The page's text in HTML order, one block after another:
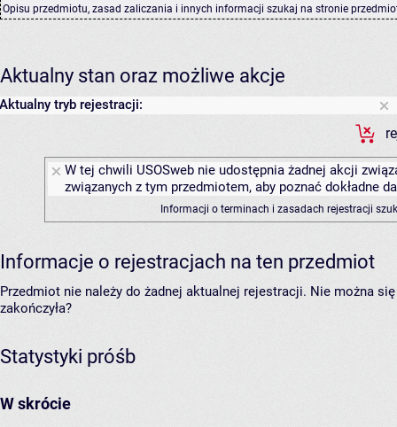
Opisu przedmiotu, zasad zaliczania i innych informacji szukaj na stronie
Aktualny stan oraz możliwe akcje
Aktualny tryb rejestracji:
W tej chwili USOSweb nie udostępnia żadnej akcji
związanych z tym przedmiotem, aby poznać dokładne
Informacji o terminach i zasadach rejestracji
Informacje o rejestracjach na ten przedmiot
Przedmiot nie należy do żadnej aktualnej rejestracji. Nie można
zakończyła?
Statystyki próśb
W skrócie